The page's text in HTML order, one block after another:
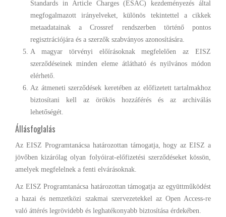
Standards in Article Charges (ESAC) kezdeményezés által
megfogalmazott irányelveket, különös tekintettel a cikkek
metaadatainak a Crossref rendszerben történő pontos
regisztrációjára és a szerzők szabványos azonosítására.
A magyar törvényi előírásoknak megfelelően az EISZ
szerződéseinek minden eleme átlátható és nyilvános módon
elérhető.
Az átmeneti szerződések keretében az előfizetett tartalmakhoz
biztosítani kell az örökös hozzáférés és az archiválás
lehetőségét.
Állásfoglalás
Az EISZ Programtanácsa határozottan támogatja, hogy az EISZ a
jövőben kizárólag olyan folyóirat-előfizetési szerződéseket kössön,
amelyek megfelelnek a fenti elvárásoknak.
Az EISZ Programtanácsa határozottan támogatja az együttműködést
a hazai és nemzetközi szakmai szervezetekkel az Open Access-re
való áttérés legrövidebb és leghatékonyabb biztosítása érdekében.